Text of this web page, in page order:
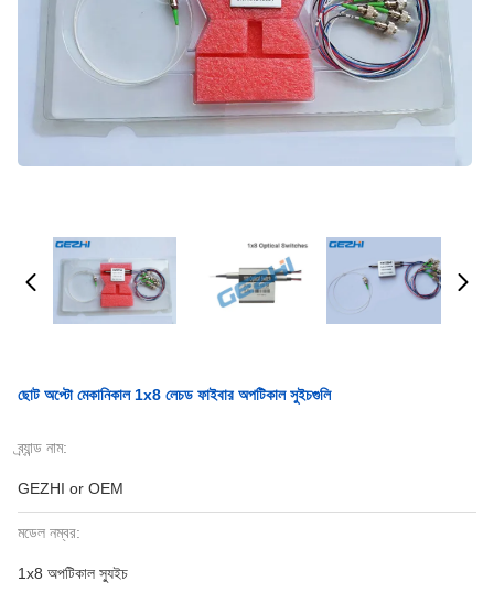
ছোট অপ্টো মেকানিকাল 1x8 লেচড ফাইবার অপটিকাল সুইচগুলি
ব্র্যান্ড নাম:
GEZHI or OEM
মডেল নম্বর:
1x8 অপটিকাল স্যুইচ